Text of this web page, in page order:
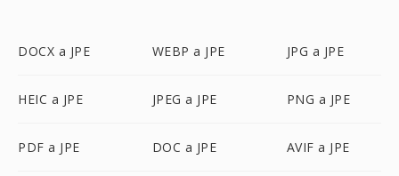
DOCX a JPE WEBP a JPE JPG a JPE
HEIC a JPE JPEG a JPE PNG a JPE
PDF a JPE DOC a JPE AVIF a JPE